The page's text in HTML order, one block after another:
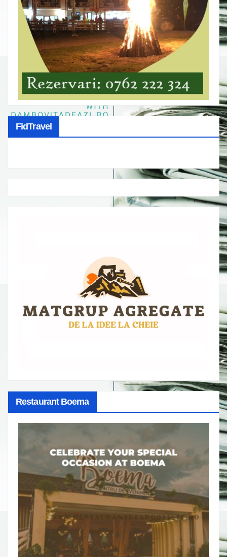
FidTravel
Restaurant Boema